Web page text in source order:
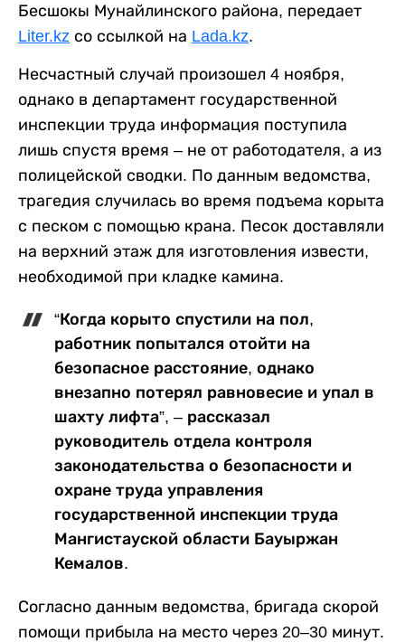
Бесшокы Мунайлинского района, передает
Liter.kz со ссылкой на Lada.kz.
Несчастный случай произошел 4 ноября,
однако в департамент государственной
инспекции труда информация поступила
лишь спустя время – не от работодателя, а из
полицейской сводки. По данным ведомства,
трагедия случилась во время подъема корыта
с песком с помощью крана. Песок доставляли
на верхний этаж для изготовления извести,
необходимой при кладке камина.
“Когда корыто спустили на пол,
работник попытался отойти на
безопасное расстояние, однако
внезапно потерял равновесие и упал в
шахту лифта”, – рассказал
руководитель отдела контроля
законодательства о безопасности и
охране труда управления
государственной инспекции труда
Мангистауской области Бауыржан
Кемалов.
Согласно данным ведомства, бригада скорой
помощи прибыла на место через 20–30 минут.